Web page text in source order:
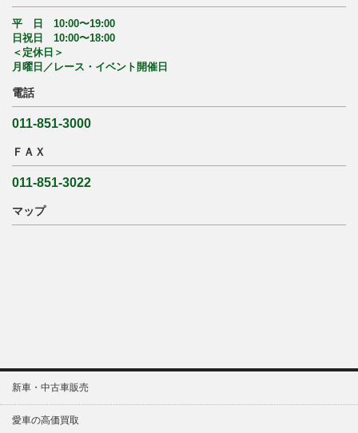
平 日 10:00〜19:00
日祝日 10:00〜18:00
＜定休日＞
月曜日／レース・イベント開催日
電話
011-851-3000
ＦＡＸ
011-851-3022
マップ
新車・中古車販売
愛車の高価買取